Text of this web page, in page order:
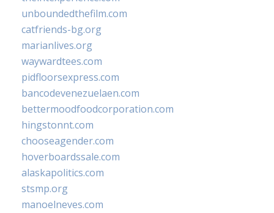
unboundedthefilm.com
catfriends-bg.org
marianlives.org
waywardtees.com
pidfloorsexpress.com
bancodevenezuelaen.com
bettermoodfoodcorporation.com
hingstonnt.com
chooseagender.com
hoverboardssale.com
alaskapolitics.com
stsmp.org
manoelneves.com